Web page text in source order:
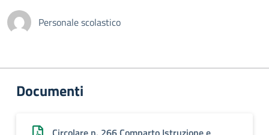
Personale scolastico
Documenti